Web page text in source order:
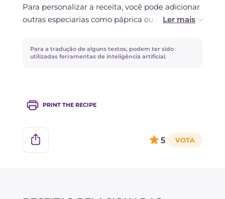
Para personalizar a receita, você pode adicionar
outras especiarias como páprica ou curry.
Além disso, você pode dar mais complexidade
ao prato adicionando suco de frutas cítricas
Para a tradução de alguns textos, podem ter sido
utilizadas ferramentas de inteligência artificial.
PRINT THE RECIPE
5